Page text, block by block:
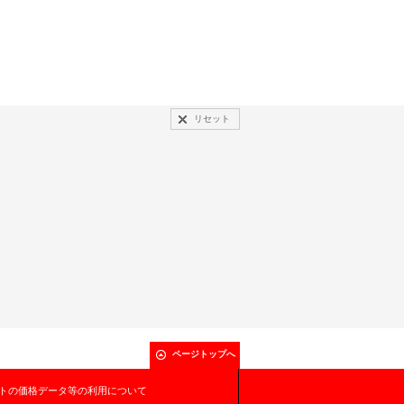
リセット
ページトップへ
の価格データ等の利用について